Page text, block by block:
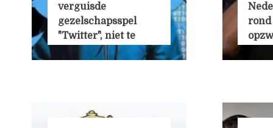
verguisde
gezelschapsspel
"Twitter", niet te
verwarren met
speelden, toen je als
rond